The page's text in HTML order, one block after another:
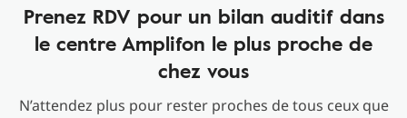
Prenez RDV pour un bilan auditif dans
le centre Amplifon le plus proche de
chez vous
N’attendez plus pour rester proches de tous ceux que